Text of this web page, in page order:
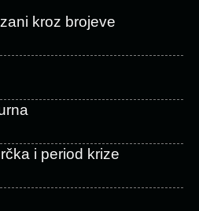
kroz brojeve
i period krize